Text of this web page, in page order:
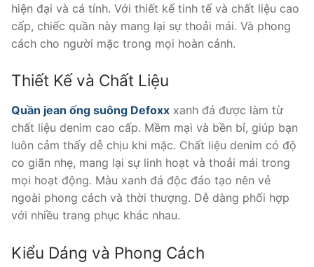
hiện đại và cá tính. Với thiết kế tinh tế và chất liệu cao
cấp, chiếc quần này mang lại sự thoải mái. Và phong
cách cho người mặc trong mọi hoàn cảnh.
Thiết Kế và Chất Liệu
Quần jean ống suông Defoxx xanh đá được làm từ
chất liệu denim cao cấp. Mềm mại và bền bỉ, giúp bạn
luôn cảm thấy dễ chịu khi mặc. Chất liệu denim có độ
co giãn nhẹ, mang lại sự linh hoạt và thoải mái trong
mọi hoạt động. Màu xanh đá độc đáo tạo nên vẻ
ngoài phong cách và thời thượng. Dễ dàng phối hợp
với nhiều trang phục khác nhau.
Kiểu Dáng và Phong Cách